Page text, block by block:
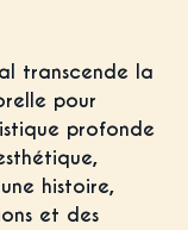
transcende la
pour
profonde
histoire,
et des